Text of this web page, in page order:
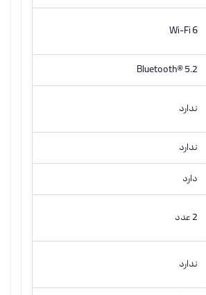
Wi-Fi 6
Bluetooth® 5.2
ندارد
ندارد
دارد
2 عدد
ندارد